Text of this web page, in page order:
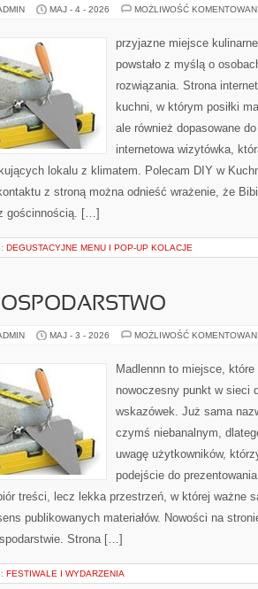
MAJ - 4 - 2026 MOŻLIWOŚĆ
przyjazne miejsce
powstało z myślą o
rozwiązania. Strona
kuchni, w którym posiłki
ale również dopasowane
internetowa wizytówka,
lokalu z klimatem. Polecam DIY w
z stroną można odnieść wrażenie, że
gościnnością. […]
DEGUSTACYJNE MENU I POP-UP KOLACJE
MAJ - 3 - 2026 MOŻLIWOŚĆ
Madlennn to miejsce,
nowoczesny punkt w sieci
wskazówek. Już sama
czymś niebanalnym,
uwagę użytkowników,
podejście do
treści, lecz lekka przestrzeń, w której ważne
publikowanych materiałów. Nowości na
Strona […]
FESTIWALE I WYDARZENIA